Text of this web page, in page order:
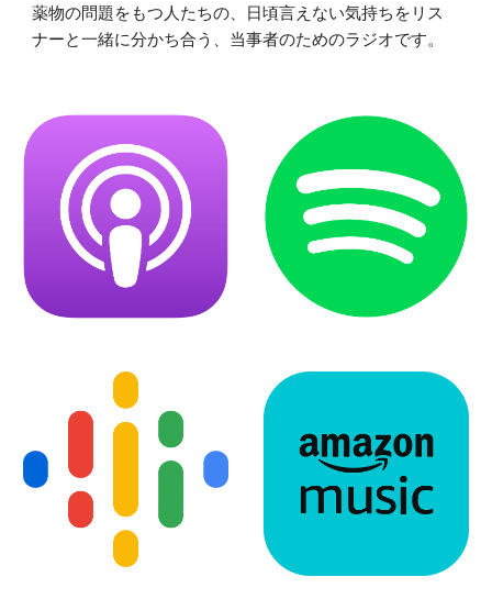
薬物の問題をもつ人たちの、日頃言えない気持ちをリス
ナーと一緒に分かち合う、当事者のためのラジオです。